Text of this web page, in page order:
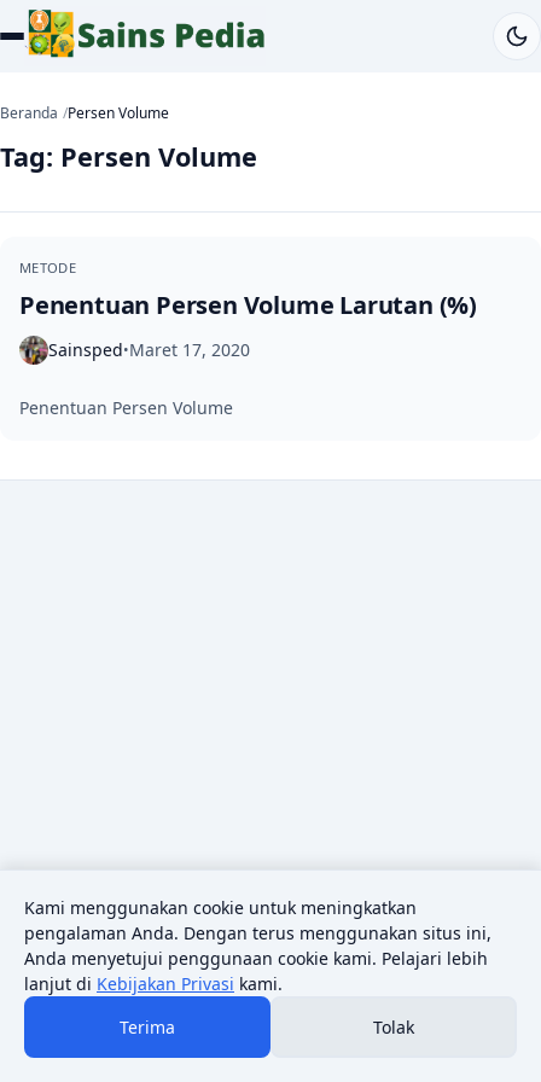
Beranda Persen Volume
Tag: Persen Volume
METODE
Penentuan Persen Volume Larutan (%)
Sainsped•Maret 17, 2020
Penentuan Persen Volume
Kami menggunakan cookie untuk meningkatkan
pengalaman Anda. Dengan terus menggunakan situs ini,
Anda menyetujui penggunaan cookie kami. Pelajari lebih
lanjut di Kebijakan Privasi kami.
Terima
Tolak